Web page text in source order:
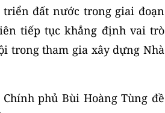
đất nước trong giai đoạn
tiếp tục khẳng định vai trò
trong tham gia xây dựng Nhà
phủ Bùi Hoàng Tùng đề